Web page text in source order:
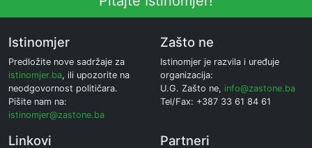
Istinomjer
Predložite nove sadržaje za
istinomjer.ba, ili upozorite na
neodgovornost političara.
Pišite nam na:
istinomjer@zastone.ba
Zašto ne
Istinomjer je razvila i uređuje
organizacija:
U.G. Zašto ne, info@zastone.ba
Tel/Fax: +387 33 61 84 61
Linkovi Partneri